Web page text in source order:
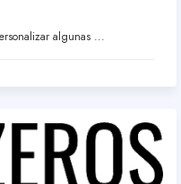
algunas ...